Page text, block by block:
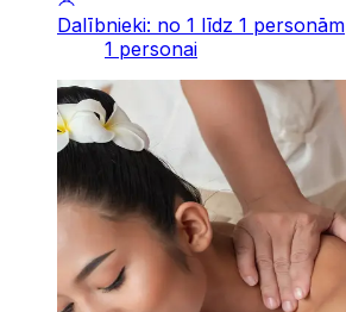
Dalībnieki: no 1 līdz 1 personām
1 personai